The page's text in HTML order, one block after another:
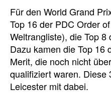
Für den World Grand
Top 16 der PDC Order
Weltrangliste), die Top
Dazu kamen die Top 16
Merit, die noch nicht
qualifiziert waren. Diese
Leicester mit dabei.